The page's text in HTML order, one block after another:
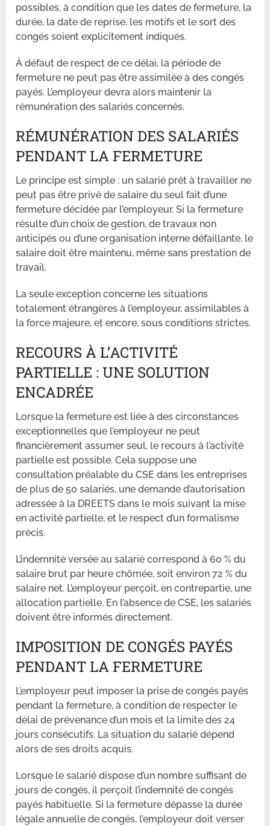
possibles, à condition que les dates de fermeture, la
durée, la date de reprise, les motifs et le sort des
congés soient explicitement indiqués.
À défaut de respect de ce délai, la période de
fermeture ne peut pas être assimilée à des congés
payés. L’employeur devra alors maintenir la
rémunération des salariés concernés.
RÉMUNÉRATION DES SALARIÉS
PENDANT LA FERMETURE
Le principe est simple : un salarié prêt à travailler ne
peut pas être privé de salaire du seul fait d’une
fermeture décidée par l’employeur. Si la fermeture
résulte d’un choix de gestion, de travaux non
anticipés ou d’une organisation interne défaillante, le
salaire doit être maintenu, même sans prestation de
travail.
La seule exception concerne les situations
totalement étrangères à l’employeur, assimilables à
la force majeure, et encore, sous conditions strictes.
RECOURS À L’ACTIVITÉ
PARTIELLE : UNE SOLUTION
ENCADRÉE
Lorsque la fermeture est liée à des circonstances
exceptionnelles que l’employeur ne peut
financièrement assumer seul, le recours à l’activité
partielle est possible. Cela suppose une
consultation préalable du CSE dans les entreprises
de plus de 50 salariés, une demande d’autorisation
adressée à la DREETS dans le mois suivant la mise
en activité partielle, et le respect d’un formalisme
précis.
L’indemnité versée au salarié correspond à 60 % du
salaire brut par heure chômée, soit environ 72 % du
salaire net. L’employeur perçoit, en contrepartie, une
allocation partielle. En l’absence de CSE, les salariés
doivent être informés directement.
IMPOSITION DE CONGÉS PAYÉS
PENDANT LA FERMETURE
L’employeur peut imposer la prise de congés payés
pendant la fermeture, à condition de respecter le
délai de prévenance d’un mois et la limite des 24
jours consécutifs. La situation du salarié dépend
alors de ses droits acquis.
Lorsque le salarié dispose d’un nombre suffisant de
jours de congés, il perçoit l’indemnité de congés
payés habituelle. Si la fermeture dépasse la durée
légale annuelle de congés, l’employeur doit verser